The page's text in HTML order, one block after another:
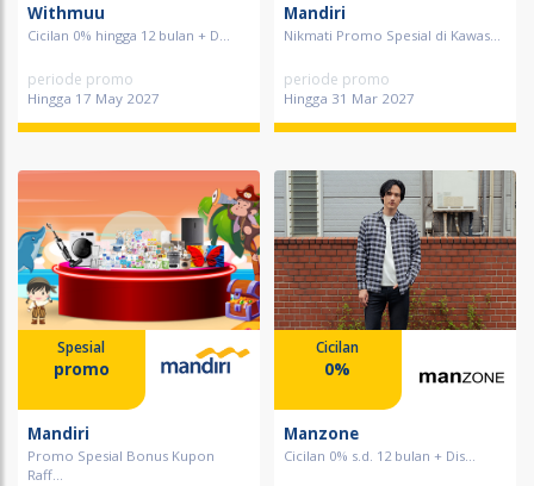
Withmuu
Cicilan 0% hingga 12 bulan + D...
periode promo
Hingga 17 May 2027
Mandiri
Nikmati Promo Spesial di Kawas...
periode promo
Hingga 31 Mar 2027
Spesial
promo
Mandiri
Promo Spesial Bonus Kupon
Raff...
Cicilan
0%
Manzone
Cicilan 0% s.d. 12 bulan + Dis...